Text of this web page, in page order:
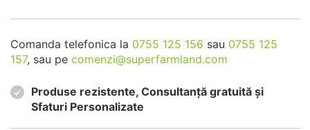
Comanda telefonica la 0755 125 156 sau 0755 125
157, sau pe comenzi@superfarmland.com
Produse rezistente, Consultanță gratuită și
Sfaturi Personalizate